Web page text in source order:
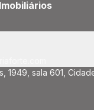
1949, sala 601,